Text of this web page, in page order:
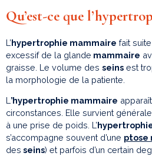
Qu’est-ce que
L’hypertrophie mammaire fait
excessif de la glande mammaire
graisse. Le volume des seins est
la morphologie de la patiente.
L’hypertrophie mammaire
circonstances. Elle survient
à une prise de poids. L’
s’accompagne souvent d’une ptose
des seins) et parfois d’un certain